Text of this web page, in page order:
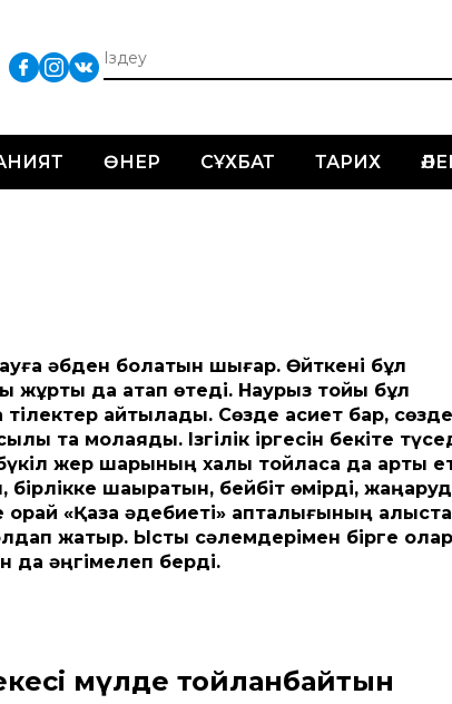
ӨНЕР СҰХБАТ ТАРИХ
әбден болатын шығар. Өйткені бұл
жұрты да атап өтеді. Наурыз тойы бұл
айтылады. Сөзде қасиет бар,
та молаяды. Ізгілік іргесін бекіте
жер шарының халқы тойласа да артық
шақыратын, бейбіт өмірді,
«Қазақ әдебиеті» апталығының
жатыр. Ыстық сәлемдерімен бірге
да әңгімелеп берді.
мүлде тойланбайтын